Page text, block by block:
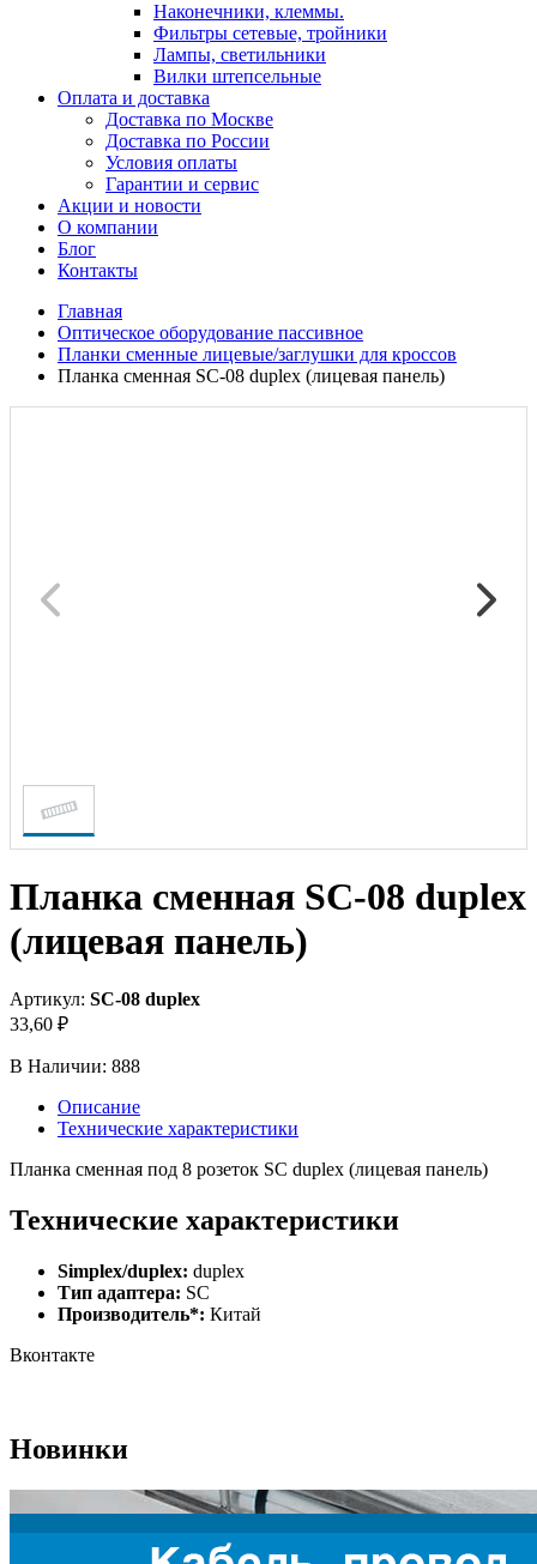
Наконечники, клеммы.
Фильтры сетевые, тройники
Лампы, светильники
Вилки штепсельные
Оплата и доставка
Доставка по Москве
Доставка по России
Условия оплаты
Гарантии и сервис
Акции и новости
О компании
Блог
Контакты
Главная
Оптическое оборудование пассивное
Планки сменные лицевые/заглушки для кроссов
Планка сменная SC-08 duplex (лицевая панель)
Планка сменная SC-08 duplex
(лицевая панель)
Артикул: SC-08 duplex
33,60 ₽
В Наличии: 888
Описание
Технические характеристики
Планка сменная под 8 розеток SC duplex (лицевая панель)
Технические характеристики
Simplex/duplex: duplex
Тип адаптера: SC
Производитель*: Китай
Вконтакте
Новинки